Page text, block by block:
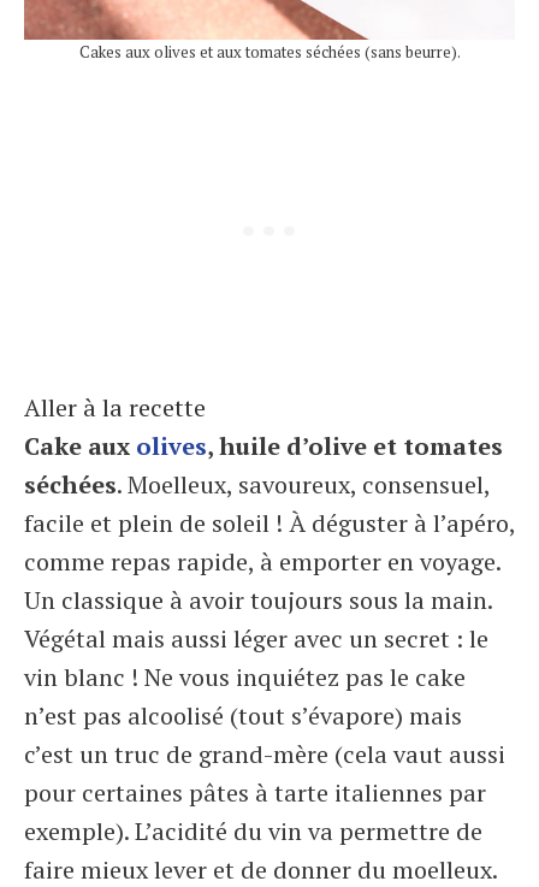
Cakes aux olives et aux tomates séchées (sans beurre).
Aller à la recette
Cake aux olives, huile d’olive et tomates
séchées. Moelleux, savoureux, consensuel,
facile et plein de soleil ! À déguster à l’apéro,
comme repas rapide, à emporter en voyage.
Un classique à avoir toujours sous la main.
Végétal mais aussi léger avec un secret : le
vin blanc ! Ne vous inquiétez pas le cake
n’est pas alcoolisé (tout s’évapore) mais
c’est un truc de grand-mère (cela vaut aussi
pour certaines pâtes à tarte italiennes par
exemple). L’acidité du vin va permettre de
faire mieux lever et de donner du moelleux.